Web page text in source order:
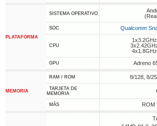
PLATAFORMA
SISTEMA OPERATIVO
SOC Qualcomm
CPU
GPU Adreno
MEMORIA
RAM / ROM 8/128, 8/
TARJETA DE
MEMORIA
MÁS ROM